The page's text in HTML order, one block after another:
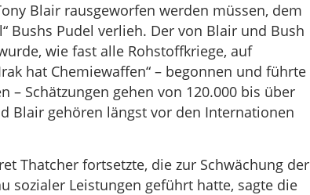
Blair rausgeworfen werden müssen, dem
Bushs Pudel verlieh. Der von Blair und Bush
wie fast alle Rohstoffkriege, auf
hat Chemiewaffen“ – begonnen und führte
– Schätzungen gehen von 120.000 bis über
Blair gehören längst vor den Internationen
Thatcher fortsetzte, die zur Schwächung der
sozialer Leistungen geführt hatte, sagte die